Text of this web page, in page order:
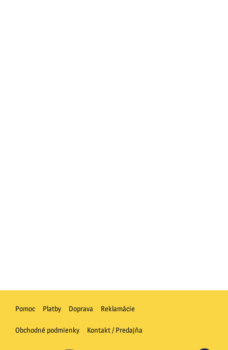
Pomoc Platby Doprava Reklamácie
Obchodné podmienky Kontakt / Predajňa